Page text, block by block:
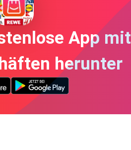
App mit
herunter